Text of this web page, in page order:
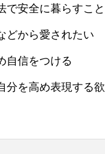
安全に暮らすこと
どから愛されたい
自信をつける
分を高め表現する欲